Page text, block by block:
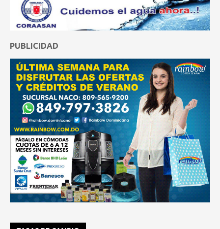
PUBLICIDAD